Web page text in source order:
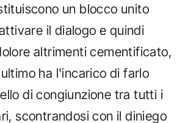
un blocco unito
il dialogo e quindi
altrimenti cementificato,
ha l'incarico di farlo
di congiunzione tra tutti i
scontrandosi con il diniego